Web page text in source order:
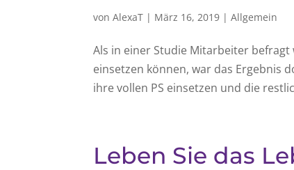
vonAlexaT | März 16, 2019 |Allgemein
Als in einer Studie Mitarbeiter
einsetzen können, war das Ergebnis
ihre vollen PS einsetzen und die
Leben Sie das